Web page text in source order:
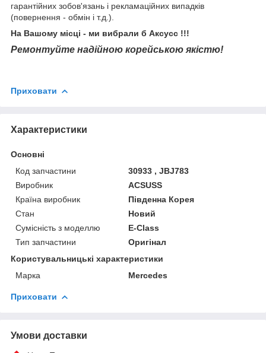
гарантійних зобов'язань і рекламаційних випадків
(повернення - обмін і т.д.).
На Вашому місці - ми вибрали б Aксусс !!!
Ремонтуйте надійною корейською якістю!
Приховати
Характеристики
Основні
Код запчастини
30933 , JBJ783
Виробник
ACSUSS
Країна виробник
Південна Корея
Стан
Новий
Сумісність з моделлю
E-Class
Тип запчастини
Оригінал
Користувальницькі характеристики
Марка
Mercedes
Приховати
Умови доставки